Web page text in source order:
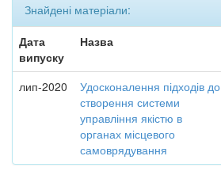
Знайдені матеріали:
Дата
випуску
Назва
лип-2020
Удосконалення підходів до
створення системи
управління якістю в
органах місцевого
самоврядування